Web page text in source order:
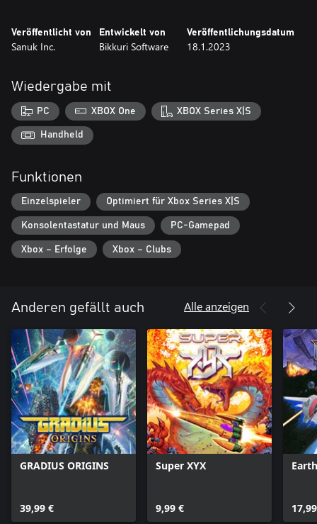
vollständig aufgefüllt, wird der „Break-Modus“ aktiviert, der
zeitweise die Feuerkraft immens verstärkt.
Veröffentlicht von
Sanuk Inc.
Entwickelt von
Bikkuri Software
Veröffentlichungsdatum
18.1.2023
Wiedergabe mit
PC XBOX One XBOX Series X|S
Handheld
Funktionen
Einzelspieler Optimiert für Xbox Series X|S
Konsolentastatur und Maus PC-Gamepad
Xbox – Erfolge Xbox – Clubs
Anderen gefällt auch Alle anzeigen
GRADIUS ORIGINS
39,99 €
Super XYX
9,99 €